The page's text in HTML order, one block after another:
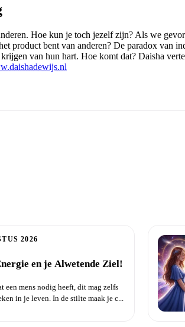
Hoe kun je toch jezelf zijn? Als we
product bent van anderen? De paradox van
van hun hart. Hoe komt dat? Daisha
2026
en je Alwetende Ziel!
een mens nodig heeft, dit mag zelfs
in je leven. In de stilte maak je c...